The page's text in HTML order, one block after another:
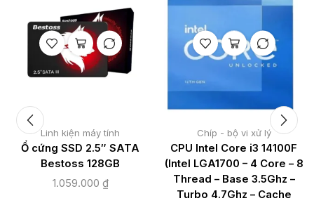
Linh kiện máy tính
Ổ cứng SSD 2.5″ SATA
Bestoss 128GB
1.059.000 ₫
Chíp - bộ vi xử lý
CPU Intel Core i3 14100F
(Intel LGA1700 – 4 Core – 8
Thread – Base 3.5Ghz –
Turbo 4.7Ghz – Cache